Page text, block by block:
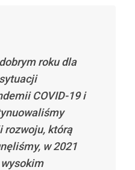
roku dla
COVID-19 i
rozwoju, którą
w 2021